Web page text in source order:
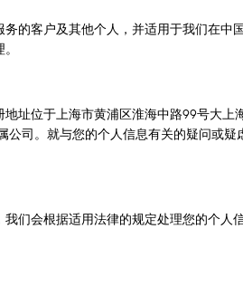
的客户及其他个人，并适用于我们在中
址位于上海市黄浦区淮海中路99号大上
公司。就与您的个人信息有关的疑问或
们会根据适用法律的规定处理您的个人